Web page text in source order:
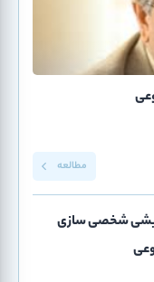
مطالعه
شخصی سازی